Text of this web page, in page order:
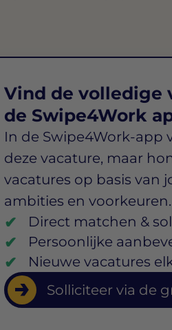
Vind de volledige
de Swipe4Work
In de Swipe4Work-app
deze vacature, maar
vacatures op basis van
ambities en voorkeuren.
Direct matchen &
Persoonlijke
Nieuwe vacatures
Solliciteer via de